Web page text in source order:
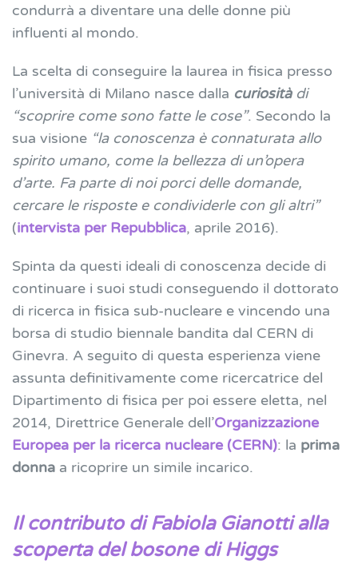
condurrà a diventare una delle donne più
influenti al mondo.
La scelta di conseguire la laurea in fisica presso
l’università di Milano nasce dalla curiosità di
“scoprire come sono fatte le cose”. Secondo la
sua visione “la conoscenza è connaturata allo
spirito umano, come la bellezza di un’opera
d’arte. Fa parte di noi porci delle domande,
cercare le risposte e condividerle con gli altri”
(intervista per Repubblica, aprile 2016).
Spinta da questi ideali di conoscenza decide di
continuare i suoi studi conseguendo il dottorato
di ricerca in fisica sub-nucleare e vincendo una
borsa di studio biennale bandita dal CERN di
Ginevra. A seguito di questa esperienza viene
assunta definitivamente come ricercatrice del
Dipartimento di fisica per poi essere eletta, nel
2014, Direttrice Generale dell’Organizzazione
Europea per la ricerca nucleare (CERN): la prima
donna a ricoprire un simile incarico.
Il contributo di Fabiola Gianotti alla
scoperta del bosone di Higgs